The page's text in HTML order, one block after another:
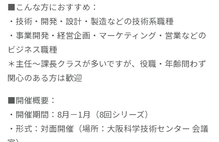
■こんな方におすすめ：
・技術・開発・設計・製造などの技術系職種
・事業開発・経営企画・マーケティング・営業などの
ビジネス職種
＊主任～課長クラスが多いですが、役職・年齢問わず
関心のある方は歓迎
■開催概要：
・開催期間：8月－1月（8回シリーズ）
・形式：対面開催（場所：大阪科学技術センター 会議